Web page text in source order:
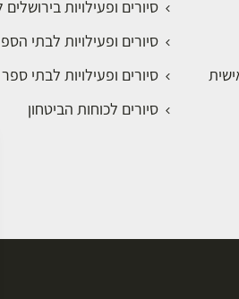
סיורים ופעילויות בירושלים
סיורים ופעילויות לבתי
סיורים ופעילויות לבתי
סיורים לכוחות הביטחון